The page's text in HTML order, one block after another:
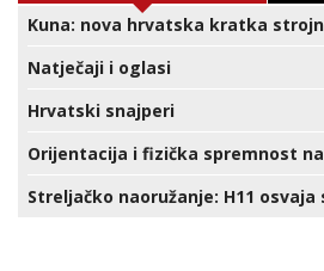
Kuna: nova hrvatska kratka
Natječaji i oglasi
Hrvatski snajperi
Orijentacija i fizička spremnost
Streljačko naoružanje: H11 osvaja